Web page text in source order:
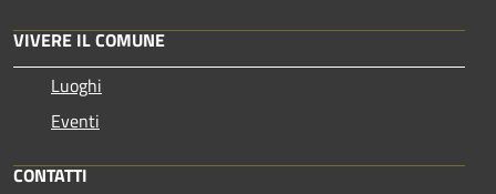
VIVERE IL COMUNE
Luoghi
Eventi
CONTATTI